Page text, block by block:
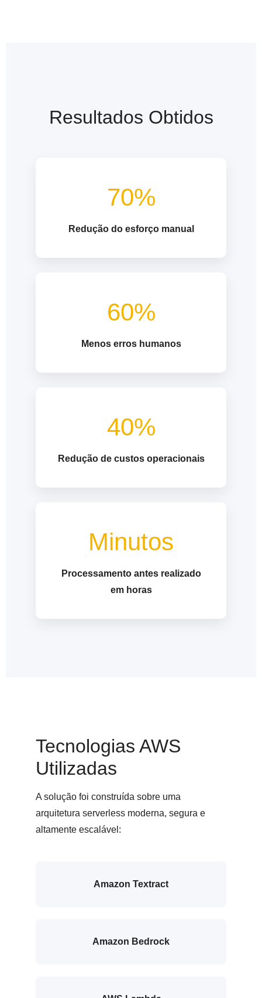
Resultados Obtidos
70%
Redução do esforço manual
60%
Menos erros humanos
40%
Redução de custos operacionais
Minutos
Processamento antes realizado
em horas
Tecnologias AWS
Utilizadas
A solução foi construída sobre uma
arquitetura serverless moderna, segura e
altamente escalável:
Amazon Textract
Amazon Bedrock